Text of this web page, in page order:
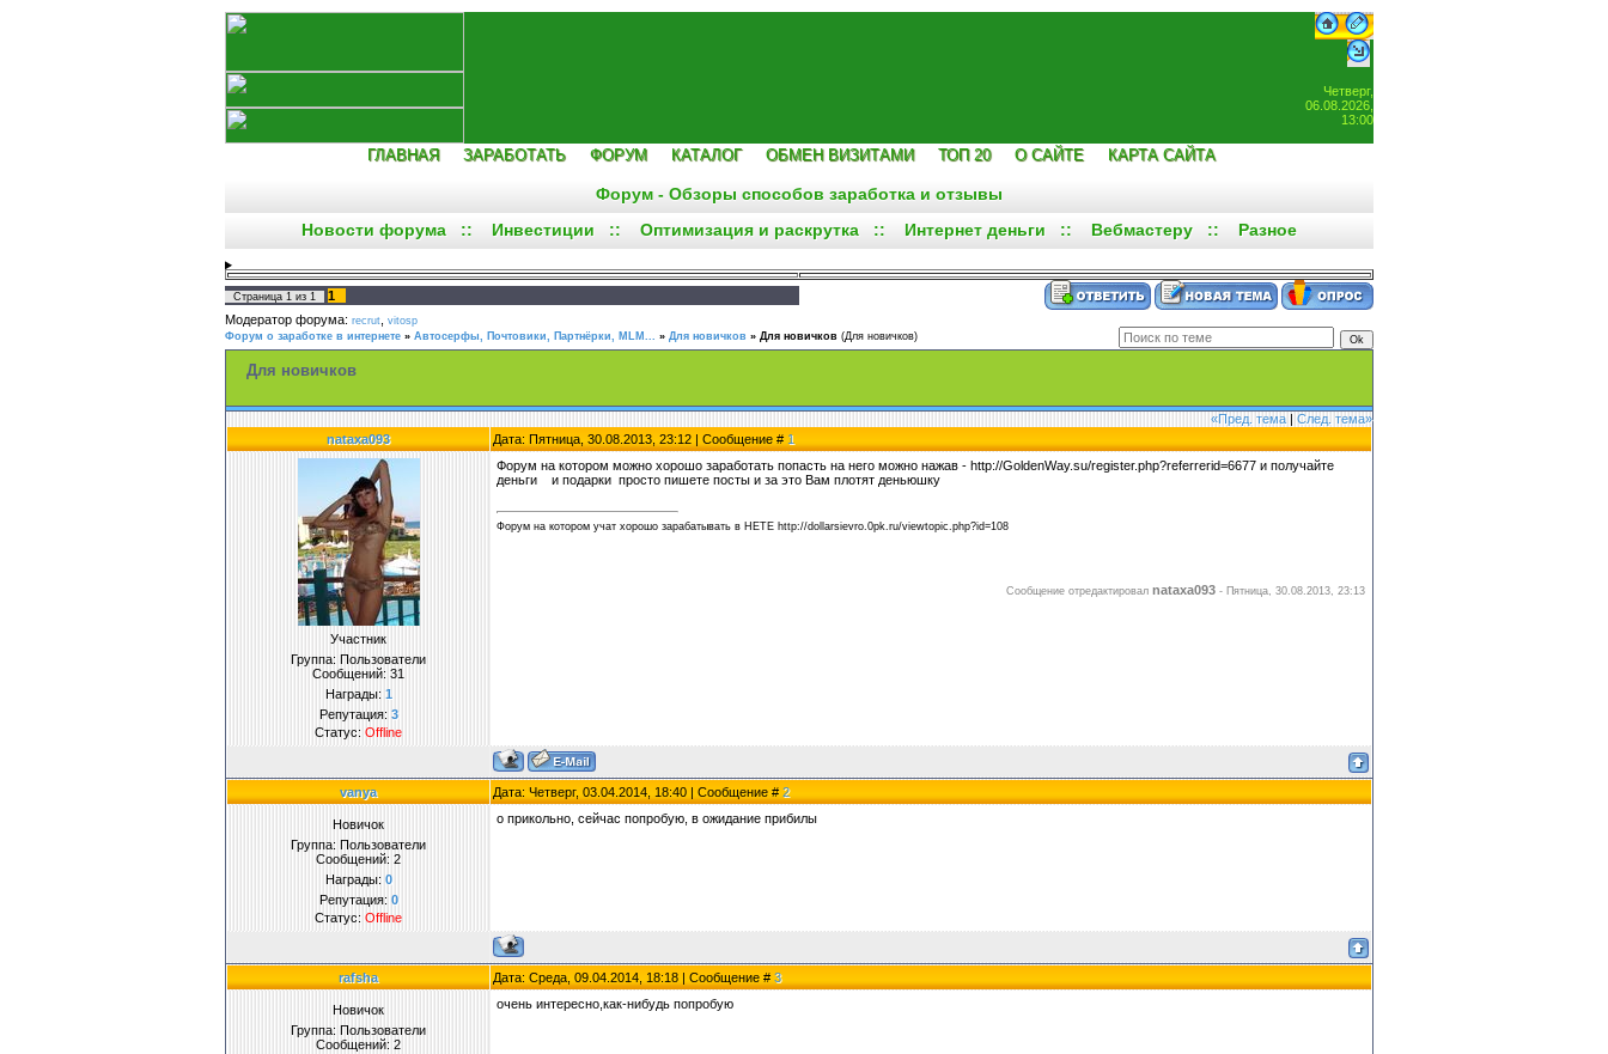
Четверг,
06.08.2026,
13:00
ГЛАВНАЯ ЗАРАБОТАТЬ ФОРУМ КАТАЛОГ ОБМЕН ВИЗИТАМИ ТОП 20 О САЙТЕ КАРТА САЙТА
Форум - Обзоры способов заработка и отзывы
Новости форума :: Инвестиции :: Оптимизация и раскрутка :: Интернет деньги :: Вебмастеру :: Разное
Страница 1 из 1
1
Модератор форума: recrut vitosp
Форум о заработке в интернете » Автосерфы, Почтовики, Партнёрки, MLM... » Для новичков » Для новичков (Для новичков)
Для новичков
«Пред. тема
След. тема»
nataxa093
Дата: Пятница, 30.08.2013, 23:12 | Сообщение # 1
Участник
Группа: Пользователи
Сообщений: 31
Награды: 1
Репутация: 3
Статус: Offline
Форум на котором можно хорошо заработать попасть на него можно нажав - http://GoldenWay.su/register.php?referrerid=6677 и получайте
деньги и подарки просто пишете посты и за это Вам плотят деньюшку
Форум на котором учат хорошо зарабатывать в НЕТЕ http://dollarsievro.0pk.ru/viewtopic.php?id=108
Сообщение отредактировал nataxa093 - Пятница, 30.08.2013, 23:13
vanya Дата: Четверг, 03.04.2014, 18:40 | Сообщение # 2
Новичок
Группа: Пользователи
Сообщений: 2
Награды: 0
Репутация: 0
Статус: Offline
о прикольно, сейчас попробую, в ожидание прибилы
rafsha Дата: Среда, 09.04.2014, 18:18 | Сообщение # 3
Новичок
Группа: Пользователи
Сообщений: 2
очень интересно,как-нибудь попробую